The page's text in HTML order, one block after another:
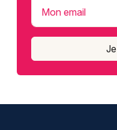
Mon email